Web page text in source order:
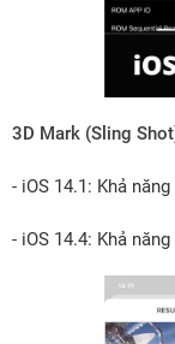
3D Mark (Sling
- iOS 14.1: Khả
- iOS 14.4: Khả